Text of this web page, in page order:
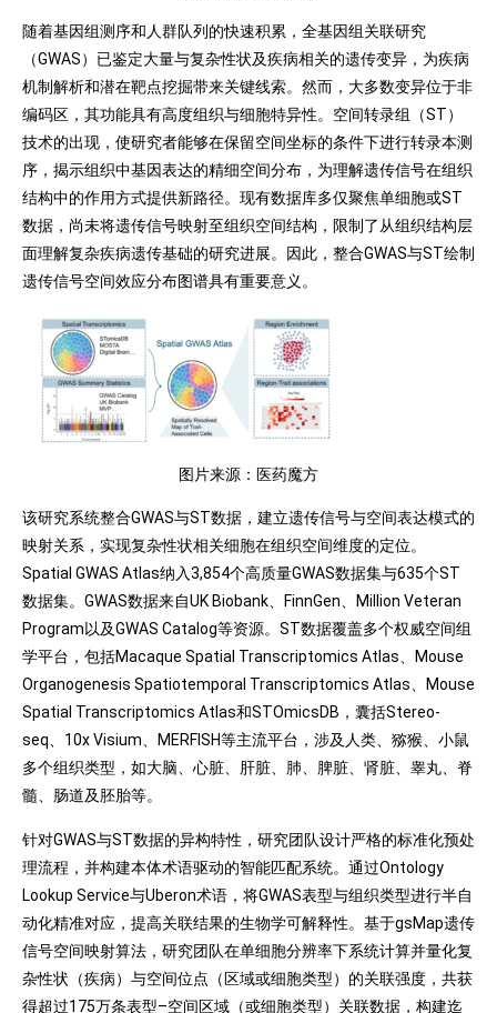
随着基因组测序和人群队列的快速积累，全基因组关联研究
（GWAS）已鉴定大量与复杂性状及疾病相关的遗传变异，为疾病
机制解析和潜在靶点挖掘带来关键线索。然而，大多数变异位于非
编码区，其功能具有高度组织与细胞特异性。空间转录组（ST）
技术的出现，使研究者能够在保留空间坐标的条件下进行转录本测
序，揭示组织中基因表达的精细空间分布，为理解遗传信号在组织
结构中的作用方式提供新路径。现有数据库多仅聚焦单细胞或ST
数据，尚未将遗传信号映射至组织空间结构，限制了从组织结构层
面理解复杂疾病遗传基础的研究进展。因此，整合GWAS与ST绘制
遗传信号空间效应分布图谱具有重要意义。
图片来源：医药魔方
该研究系统整合GWAS与ST数据，建立遗传信号与空间表达模式的
映射关系，实现复杂性状相关细胞在组织空间维度的定位。
Spatial GWAS Atlas纳入3,854个高质量GWAS数据集与635个ST
数据集。GWAS数据来自UK Biobank、FinnGen、Million Veteran
Program以及GWAS Catalog等资源。ST数据覆盖多个权威空间组
学平台，包括Macaque Spatial Transcriptomics Atlas、Mouse
Organogenesis Spatiotemporal Transcriptomics Atlas、Mouse
Spatial Transcriptomics Atlas和STOmicsDB，囊括Stereo-
seq、10x Visium、MERFISH等主流平台，涉及人类、猕猴、小鼠
多个组织类型，如大脑、心脏、肝脏、肺、脾脏、肾脏、睾丸、脊
髓、肠道及胚胎等。
针对GWAS与ST数据的异构特性，研究团队设计严格的标准化预处
理流程，并构建本体术语驱动的智能匹配系统。通过Ontology
Lookup Service与Uberon术语，将GWAS表型与组织类型进行半自
动化精准对应，提高关联结果的生物学可解释性。基于gsMap遗传
信号空间映射算法，研究团队在单细胞分辨率下系统计算并量化复
杂性状（疾病）与空间位点（区域或细胞类型）的关联强度，共获
得超过175万条表型–空间区域（或细胞类型）关联数据，构建迄